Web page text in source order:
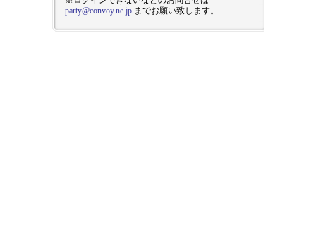
party@convoy.ne.jp までお願い致します。